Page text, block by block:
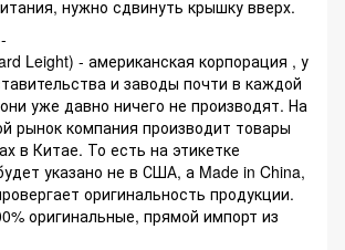
нужно сдвинуть крышку вверх.
Leight) - американская корпорация , у
и заводы почти в каждой
уже давно ничего не производят. На
рынок компания производит товары
в Китае. То есть на этикетке
указано не в США, а Made in China,
оригинальность продукции.
оригинальные, прямой импорт из